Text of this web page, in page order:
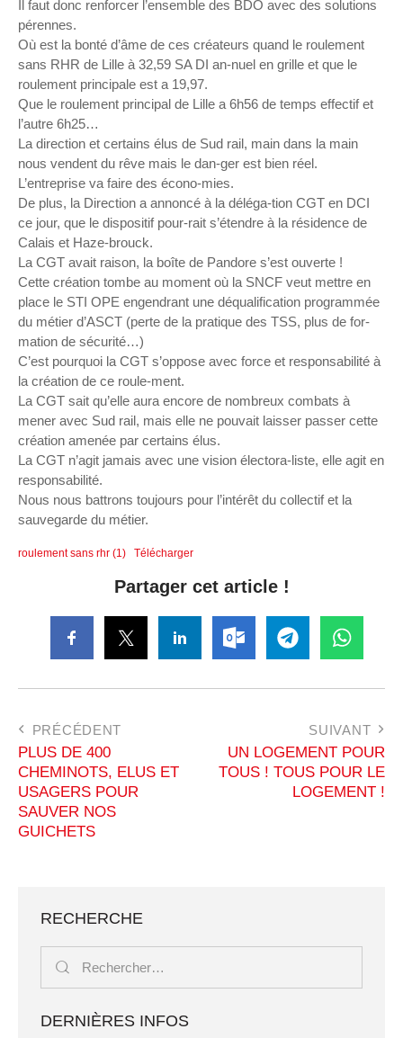
Il faut donc renforcer l’ensemble des BDO avec des solutions
pérennes.
Où est la bonté d’âme de ces créateurs quand le roulement
sans RHR de Lille à 32,59 SA DI an-nuel en grille et que le
roulement principale est a 19,97.
Que le roulement principal de Lille a 6h56 de temps effectif et
l’autre 6h25…
La direction et certains élus de Sud rail, main dans la main
nous vendent du rêve mais le dan-ger est bien réel.
L’entreprise va faire des écono-mies.
De plus, la Direction a annoncé à la déléga-tion CGT en DCI
ce jour, que le dispositif pour-rait s’étendre à la résidence de
Calais et Haze-brouck.
La CGT avait raison, la boîte de Pandore s’est ouverte !
Cette création tombe au moment où la SNCF veut mettre en
place le STI OPE engendrant une déqualification programmée
du métier d’ASCT (perte de la pratique des TSS, plus de for-
mation de sécurité…)
C’est pourquoi la CGT s’oppose avec force et responsabilité à
la création de ce roule-ment.
La CGT sait qu’elle aura encore de nombreux combats à
mener avec Sud rail, mais elle ne pouvait laisser passer cette
création amenée par certains élus.
La CGT n’agit jamais avec une vision électora-liste, elle agit en
responsabilité.
Nous nous battrons toujours pour l’intérêt du collectif et la
sauvegarde du métier.
roulement sans rhr (1) Télécharger
Partager cet article !
PRÉCÉDENT
PLUS DE 400
CHEMINOTS, ELUS ET
USAGERS POUR
SAUVER NOS
GUICHETS
SUIVANT
UN LOGEMENT POUR
TOUS ! TOUS POUR LE
LOGEMENT !
RECHERCHE
DERNIÈRES INFOS